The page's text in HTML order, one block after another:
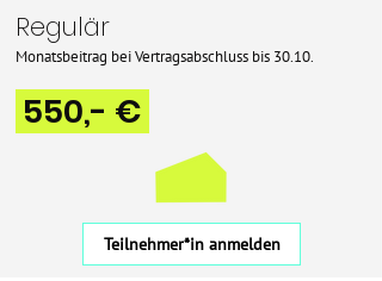
Regulär
Monatsbeitrag beiVertragsabschluss bis 30.10.
550,- €
Teilnehmer*in anmelden